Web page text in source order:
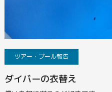
ツアー・プール報告
ダイバーの衣替え